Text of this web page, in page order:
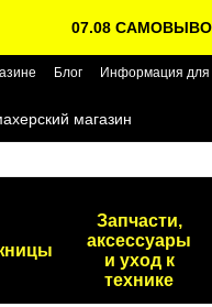
07.08
Блог Информация для
магазин
Запчасти,
аксессуары
и уход к
технике